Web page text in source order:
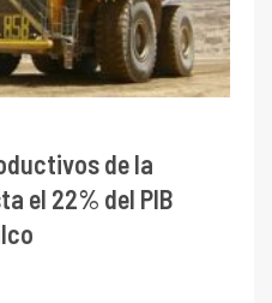
de la
el 22% del PIB